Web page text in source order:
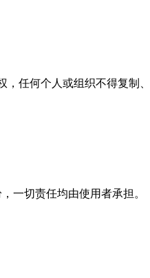
任何个人或组织不得复制
一切责任均由使用者承担。